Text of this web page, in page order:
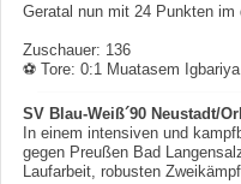
Geratal nun mit 24 Punkten
Zuschauer: 136
⚽ Tore: 0:1 Muatasem
SV Blau-Weiß´90 Neustadt/
In einem intensiven und
gegen Preußen Bad
Laufarbeit, robusten